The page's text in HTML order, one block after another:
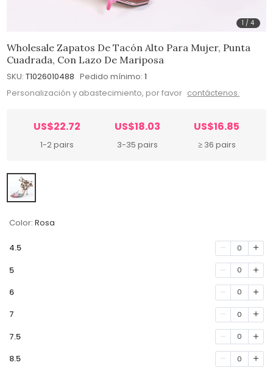
1 /4
Wholesale Zapatos De Tacón Alto Para Mujer, Punta
Cuadrada, Con Lazo De Mariposa
SKU: T1026010488 Pedido mínimo: 1
Personalización y abastecimiento, por favor contáctenos.
US$22.72
1-2 pairs
US$18.03
3-35 pairs
US$16.85
≥ 36 pairs
Color: Rosa
4.5 0
5 0
6 0
7 0
7.5 0
8.5 0